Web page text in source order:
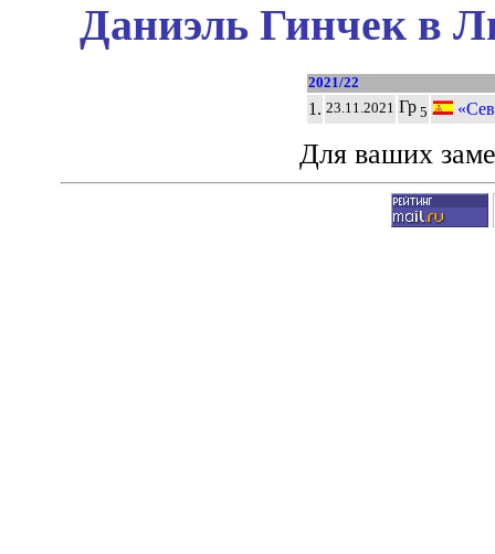
Даниэль Гинчек в
2021/22
1. 23.11.2021 Гр5
Для ваших